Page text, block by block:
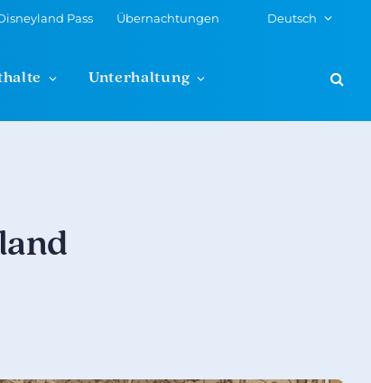
Pass Übernachtungen Deutsch
Unterhaltung